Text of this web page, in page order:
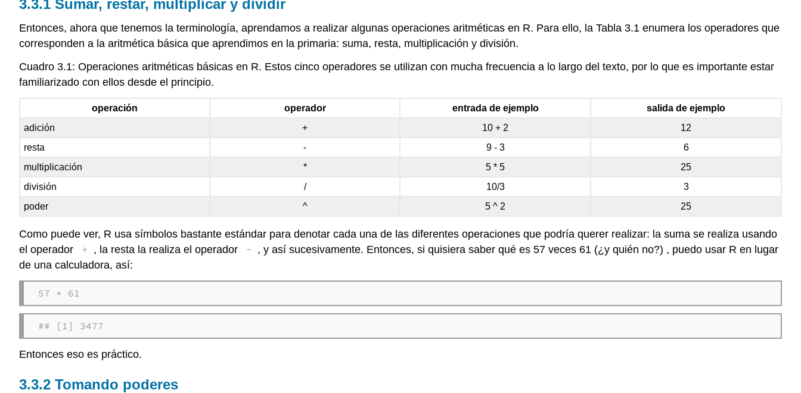
Sumar, restar, multiplicar y dividir
Entonces, ahora que tenemos la terminología, aprendamos a realizar algunas operaciones aritméticas en R. Para ello, la Tabla 3.1 enumera los operadores que
corresponden a la aritmética básica que aprendimos en la primaria: suma, resta, multiplicación y división.
Cuadro 3.1: Operaciones aritméticas básicas en R. Estos cinco operadores se utilizan con mucha frecuencia a lo largo del texto, por lo que es importante estar
familiarizado con ellos desde el principio.
operación operador entrada de ejemplo
salida de ejemplo
adición
+ 10 + 2
12
resta
- 9 - 3
6
multiplicación
* 5 * 5
25
división
/ 10/3
3
poder
^ 5 ^ 2 25
Como puede ver, R usa símbolos bastante estándar para denotar cada una de las diferentes operaciones que podría querer realizar: la suma se realiza usando
el operador
+ , la resta la realiza el operador - , y así sucesivamente. Entonces, si quisiera saber qué es 57 veces 61 (¿y quién no?) , puedo usar R en lugar
de una calculadora, así:
57 * 61
## [1] 3477
Entonces eso es práctico.
Tomando poderes